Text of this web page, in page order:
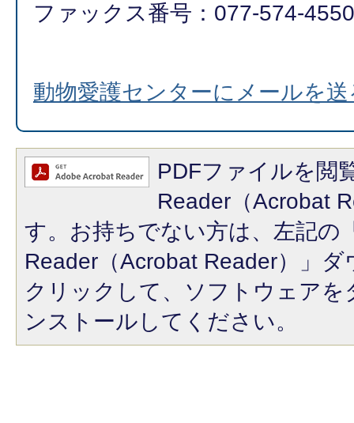
ファックス番号：077-574-4550
動物愛護センターにメールを送
PDFファイルを閲
Reader（Acrobat
す。お持ちでない方は、左記の
Reader（Acrobat Reader）」
クリックして、ソフトウェア
ンストールしてください。